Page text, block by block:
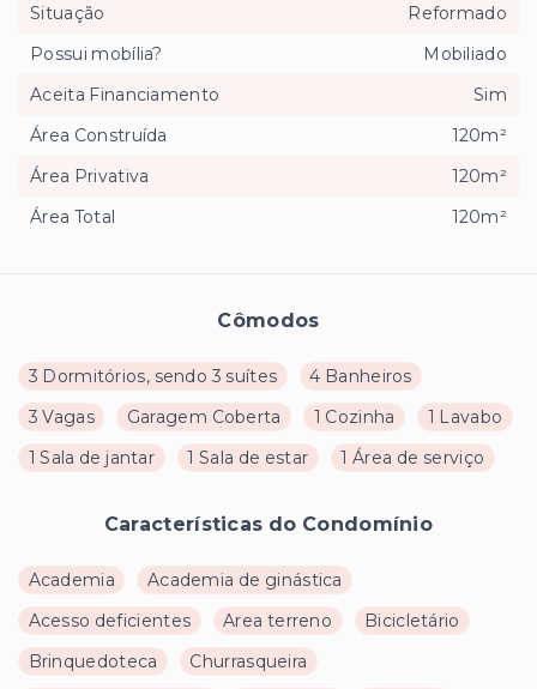
Cômodos
3 Dormitórios, sendo 3 suítes
4 Banheiros
3 Vagas
Garagem Coberta 1 Cozinha
1 Lavabo
1 Sala de jantar
1 Sala de estar 1 Área de serviço
Características do Condomínio
Academia
Academia de ginástica
Acesso deficientes
Area terreno
Bicicletário
Brinquedoteca
Churrasqueira
Situação
Reformado
Possui mobília?
Mobiliado
Aceita Financiamento
Sim
Área Construída
120m²
Área Privativa
120m²
Área Total
120m²